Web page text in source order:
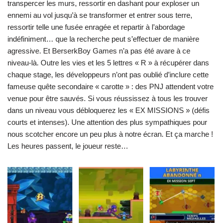
transpercer les murs, ressortir en dashant pour exploser un
ennemi au vol jusqu’à se transformer et entrer sous terre,
ressortir telle une fusée enragée et repartir à l’abordage
indéfiniment… que la recherche peut s’effectuer de manière
agressive. Et BerserkBoy Games n’a pas été avare à ce
niveau-là. Outre les vies et les 5 lettres « R » à récupérer dans
chaque stage, les développeurs n’ont pas oublié d’inclure cette
fameuse quête secondaire « carotte » : des PNJ attendent votre
venue pour être sauvés. Si vous réussissez à tous les trouver
dans un niveau vous débloquerez les « EX MISSIONS » (défis
courts et intenses). Une attention des plus sympathiques pour
nous scotcher encore un peu plus à notre écran. Et ça marche !
Les heures passent, le joueur reste…